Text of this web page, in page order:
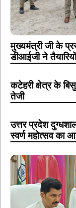
मुख्यमंत्री जी के
डीआईजी ने
कटेहरी क्षेत्र के
तेजी
उत्तर प्रदेश
स्वर्ण महोत्सव का